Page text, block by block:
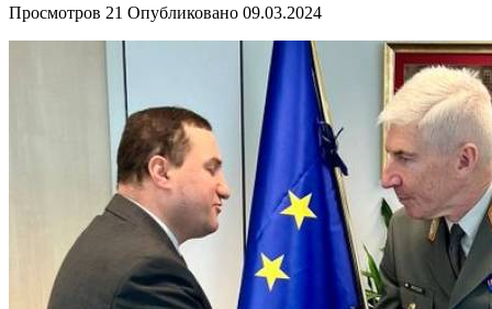
Просмотров 21 Опубликовано 09.03.2024